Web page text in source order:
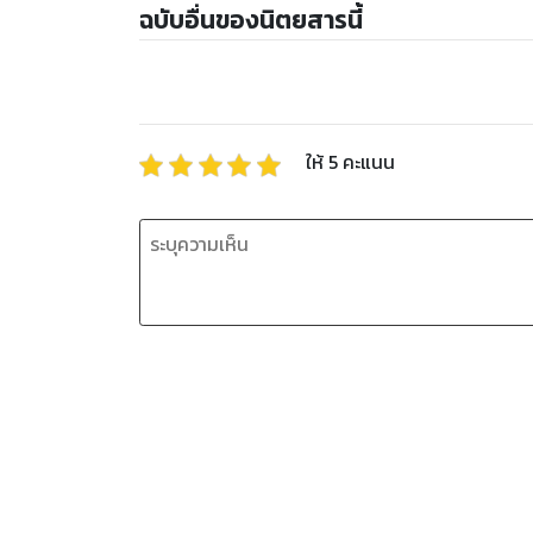
ฉบับอื่นของนิตยสารนี้
ให้ 5 คะแนน